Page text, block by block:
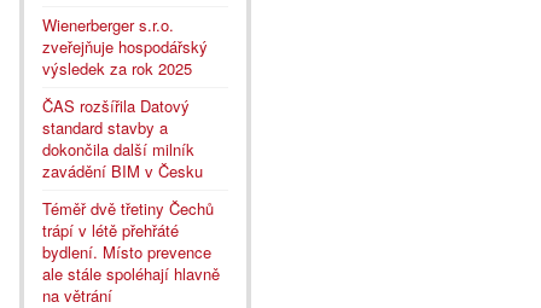
Wienerberger s.r.o.
zveřejňuje hospodářský
výsledek za rok 2025
ČAS rozšířila Datový
standard stavby a
dokončila další milník
zavádění BIM v Česku
Téměř dvě třetiny Čechů
trápí v létě přehřáté
bydlení. Místo prevence
ale stále spoléhají hlavně
na větrání